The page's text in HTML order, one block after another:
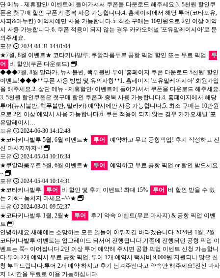
단 메뉴 - 제휴할인/ 이벤트에 들어가셔서 쿠폰을 다운로드 해주세요.3. 5천원 할인쿠
폰은 첫구매 할인 쿠폰과 중복 사용 가능합니다.4. 홈페이지에서 해당 투어(코타포유,
사피&마누칸) 예약시에만 사용 가능합니다.5. 최소 구매는 10만원으로 2인 이상 예약
시 사용 가능합니다.6. 쿠폰 적용이 되지 않는 경우 카카오채널 '포유말레이시아'로 문
의주세요.
포유
2024-08-31 14:01:04
★7월, 8월 이벤트★ 코타키나발루, 쿠알라룸푸르 공항 픽업 할인 또는 무료 픽업
투
어
비 할인(쿠폰 다운로드)
◆◆◆7월, 8월 말라카, 뉴시블반, 핵푸블반 투어 '홈페이지 쿠폰 다운로드 5천원' 할인
이벤트!◆◆◆**쿠폰 사용 방법 및 유의사항**1. 홈페이지 '포유말레이시아' 회원가입
을 해주세요.2. 상단 메뉴 - 제휴할인/ 이벤트에 들어가셔서 쿠폰을 다운로드 해주세요.
3. 5천원 할인쿠폰은 첫구매 할인 쿠폰과 중복 사용 가능합니다.4. 홈페이지에서 해당
투어(뉴시블반, 핵푸블반, 말라카) 예약시에만 사용 가능합니다.5. 최소 구매는 10만원
으로 2인 이상 예약시 사용 가능합니다.6. 쿠폰 적용이 되지 않는 경우 카카오채널 '포
유말레이시…
포유
2024-06-30 14:12:48
★코타키나발루 5월, 6월 이벤트★
투어
예약하고 무료 공항픽업! 후기 작성하고 전
신 마사지까지~!
포유
2024-05-04 10:16:34
★쿠알라룸푸르 5월, 6월 이벤트★
투어
예약하고 무료 공항 픽업 or 할인 받으세요
~
포유
2024-05-04 10:14:31
★코타키나발루
투어 비 할인 및 후기 이벤트! 최대 15% 투어
비 할인 받을 수 있
는 기회~ 놓치지 마세요~^^★
포유
2024-03-01 09:52:37
★코타키나발루 1월, 2월★
투어
후기 약속 이벤트(무료 마사지) & 공항 픽업 이벤
트
안녕하세요.새해에는 소망하는 모든 일들이 이뤄지길 바라겠습니다.2024년 1월, 2월
코타키나발루 이벤트는 업그레이드 되서어 진행됩니다.기존에 진행되던 공항 픽업 이
벤트는 쭉~ 이어집니다.2인 이상 투어 예약해 주시면 공항 픽업 이벤트 신청 가능합니
다.투어 2개 예약시 무료 공항 픽업, 투어 1개 예약시 택시비 9,000원 지원되니 많은 신
청 부탁드립니다.투어 2개 예약 하시고 후기 남겨주신다고 약속만 해주세요!전신 마사
지 1시간을 무료로 이용 가능하십니다.